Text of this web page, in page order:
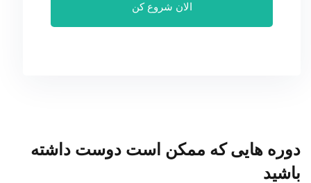
الان شروع کن
دوره هایی که ممکن است دوست داشته
باشید